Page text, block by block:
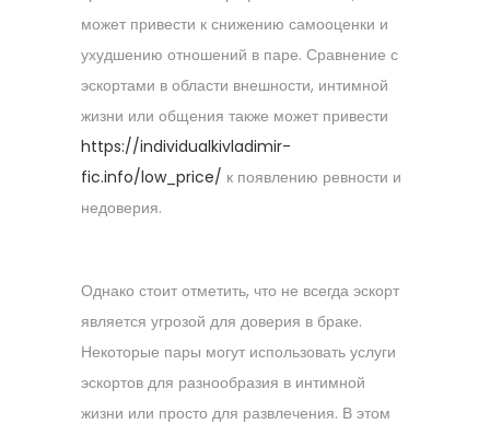
может привести к снижению самооценки и
ухудшению отношений в паре. Сравнение с
эскортами в области внешности, интимной
жизни или общения также может привести
https://individualkivladimir-
fic.info/low_price/ к появлению ревности и
недоверия.
Однако стоит отметить, что не всегда эскорт
является угрозой для доверия в браке.
Некоторые пары могут использовать услуги
эскортов для разнообразия в интимной
жизни или просто для развлечения. В этом